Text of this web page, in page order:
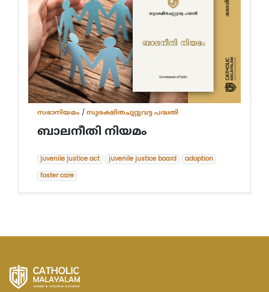
സഭാനിയമം /സുരക്ഷിതചുറ്റുവട്ട പദ്ധതി
ബാലനീതി നിയമം
juvenile justice act juvenile justice board
adoption
foster care